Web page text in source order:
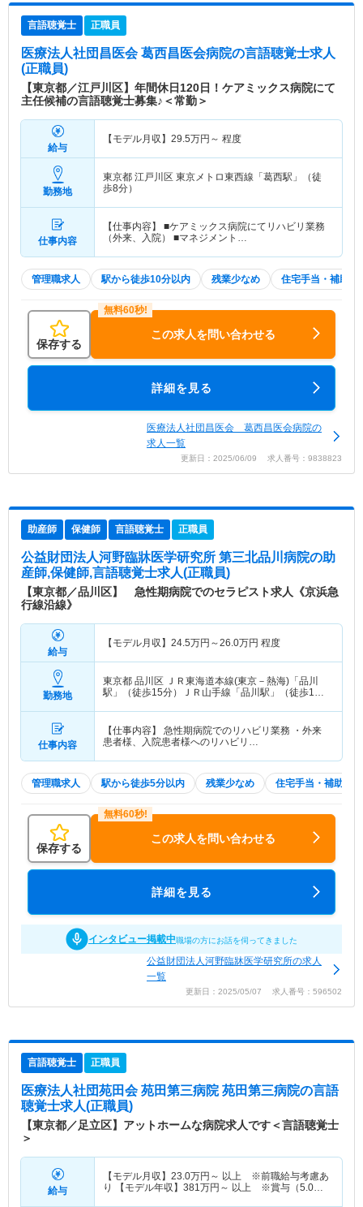
言語聴覚士 正職員
医療法人社団昌医会 葛西昌医会病院の言語聴覚士求人
(正職員)
【東京都／江戸川区】年間休日120日！ケアミックス病院にて
主任候補の言語聴覚士募集♪＜常勤＞
給与
【モデル月収】 29.5万円～ 程度
勤務地
東京都 江戸川区 東京メトロ東西線「葛西駅」（徒
歩8分）
仕事内容
【仕事内容】 ■ケアミックス病院にてリハビリ業務
（外来、入院） ■マネジメント…
管理職求人 駅から徒歩10分以内 残業少なめ 住宅手当・補助
保存する
この求人を問い合わせる
詳細を見る
医療法人社団昌医会 葛西昌医会病院の
求人一覧
更新日：2025/06/09 求人番号：9838823
助産師 保健師 言語聴覚士 正職員
公益財団法人河野臨牀医学研究所 第三北品川病院の助
産師,保健師,言語聴覚士求人(正職員)
【東京都／品川区】 急性期病院でのセラピスト求人《京浜急
行線沿線》
給与
【モデル月収】 24.5万円～26.0万円 程度
勤務地
東京都 品川区 ＪＲ東海道本線(東京－熱海)「品川
駅」（徒歩15分）ＪＲ山手線「品川駅」（徒歩15
仕事内容
【仕事内容】 急性期病院でのリハビリ業務 ・外来
患者様、入院患者様へのリハビリ…
管理職求人 駅から徒歩5分以内 残業少なめ 住宅手当・補助
保存する
この求人を問い合わせる
詳細を見る
インタビュー掲載中職場の方にお話を伺ってきました
公益財団法人河野臨牀医学研究所の求人
一覧
更新日：2025/05/07 求人番号：596502
言語聴覚士 正職員
医療法人社団苑田会 苑田第三病院 苑田第三病院の言語
聴覚士求人(正職員)
【東京都／足立区】アットホームな病院求人です＜言語聴覚士
＞
給与
【モデル月収】 23.0万円～ 以上 ※前職給与考慮あ
り 【モデル年収】 381万円～ 以上 ※賞与（5.0か